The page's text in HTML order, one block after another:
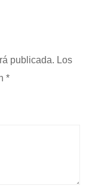
publicada. Los
*